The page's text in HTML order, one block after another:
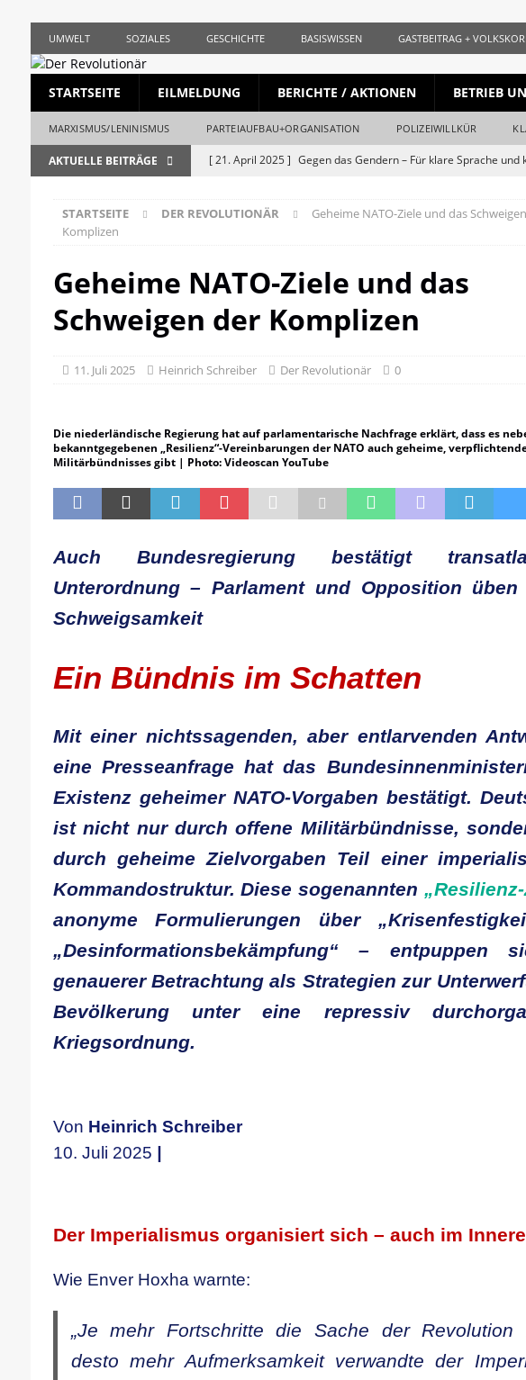
UMWELT SOZIALES GESCHICHTE BASISWISSEN GASTBEITRAG +
STARTSEITE EILMELDUNG BERICHTE / AKTIONEN BETRIEB
MARXISMUS/LENINISMUS PARTEIAUFBAU+ORGANISATION POLIZEIWILLKÜR
AKTUELLE BEITRÄGE [ 21. April 2025 ] Gegen das Gendern – Für klare Sprache
[ 5. April 2025 ]
Union und AfD erstmals gleichauf
KURZ +
[ 19. April 2023 ] 1. Mai: Gegen Krise, Krieg und Kapital
[ 19. Mai 2026 ] Stalingrad – Der Anfang vom Ende
1956, Ungarn und der Verrat des
REVOLUTIONÄR
[ 14. April 2026 ] Der Mensch ist von Natur aus gut
DER
[ 8. April 2026 ] Die DKP predigt Kampf und meint Anpassung
[ 7. April 2026 ]
Der Preis der Freiheit, oder: Wer wirklich
Klassenkampf von oben: Wie der DGB seine
STARTSEITE DER REVOLUTIONÄR
Geheime NATO-Ziele und das
Komplizen
Geheime NATO-Ziele und das
Schweigen der Komplizen
11. Juli 2025 Heinrich Schreiber Der Revolutionär 0
Die niederländische Regierung hat auf parlamentarische Nachfrage erklärt, dass es
bekanntgegebenen „Resilienz“-Vereinbarungen der NATO auch geheime,
Militärbündnisses gibt | Photo: Videoscan YouTube
Auch Bundesregierung bestätigt
Unterordnung – Parlament und Opposition
Schweigsamkeit
Ein Bündnis im Schatten
Mit einer nichtssagenden, aber entlarvenden
eine Presseanfrage hat das
Existenz geheimer NATO-Vorgaben bestätigt.
ist nicht nur durch offene Militärbündnisse,
durch geheime Zielvorgaben Teil einer
Kommandostruktur. Diese sogenannten
anonyme Formulierungen über
„Desinformationsbekämpfung“ – entpuppen
genauerer Betrachtung als Strategien zur
Bevölkerung unter eine repressiv
Kriegsordnung.
Von Heinrich Schreiber
10. Juli 2025
Der Imperialismus organisiert sich – auch im
Wie Enver Hoxha warnte:
„Je mehr Fortschritte die Sache der Revolution
desto mehr Aufmerksamkeit verwandte der